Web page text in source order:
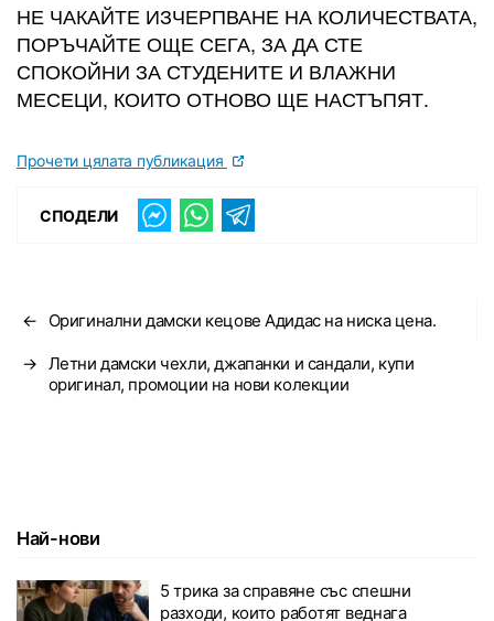
НЕ ЧАКАЙТЕ ИЗЧЕРПВАНЕ НА КОЛИЧЕСТВАТА,
ПОРЪЧАЙТЕ ОЩЕ СЕГА, ЗА ДА СТЕ
СПОКОЙНИ ЗА СТУДЕНИТЕ И ВЛАЖНИ
МЕСЕЦИ, КОИТО ОТНОВО ЩЕ НАСТЪПЯТ.
Прочети цялата публикация
СПОДЕЛИ
← Оригинални дамски кецове Адидас на ниска цена.
→ Летни дамски чехли, джапанки и сандали, купи
оригинал, промоции на нови колекции
Най-нови
5 трика за справяне със спешни
разходи, които работят веднага